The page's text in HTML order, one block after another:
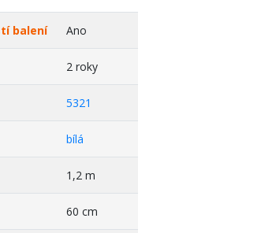
balení Ano
2 roky
5321
bílá
1,2 m
60 cm